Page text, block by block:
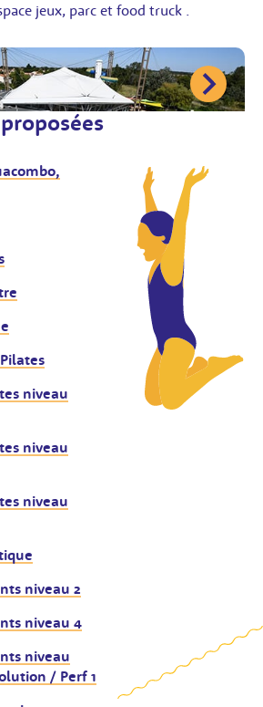
jeux, parc et food truck .
Image
- centre aquatique Châtelaillon-Plage
niveau
niveau
niveau
niveau 2
niveau 4
niveau
/ Perf 1